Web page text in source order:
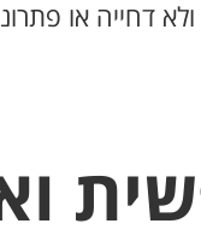
דחייה או